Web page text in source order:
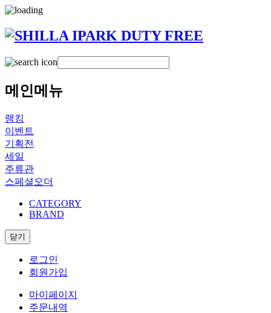
메인메뉴
랭킹
이벤트
기획전
세일
주류관
스페셜오더
CATEGORY
BRAND
닫기
로그인
회원가입
마이페이지
주문내역